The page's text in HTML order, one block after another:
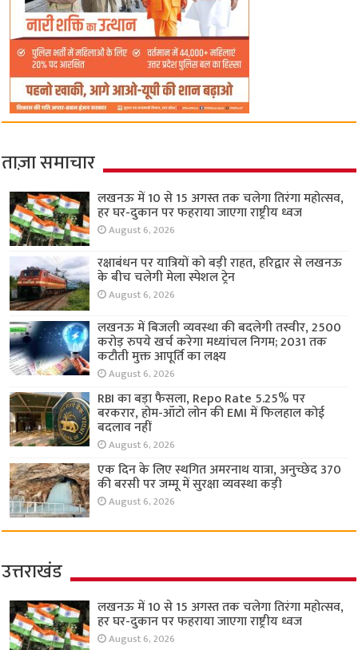
ताज़ा समाचार
लखनऊ में 10 से 15 अगस्त तक चलेगा तिरंगा महोत्सव,
हर घर-दुकान पर फहराया जाएगा राष्ट्रीय ध्वज
August 6, 2026
रक्षाबंधन पर यात्रियों को बड़ी राहत, हरिद्वार से लखनऊ
के बीच चलेगी मेला स्पेशल ट्रेन
August 6, 2026
लखनऊ में बिजली व्यवस्था की बदलेगी तस्वीर, 2500
करोड़ रुपये खर्च करेगा मध्यांचल निगम; 2031 तक
कटौती मुक्त आपूर्ति का लक्ष्य
August 6, 2026
RBI का बड़ा फैसला, Repo Rate 5.25% पर
बरकरार, होम-ऑटो लोन की EMI में फिलहाल कोई
बदलाव नहीं
August 6, 2026
एक दिन के लिए स्थगित अमरनाथ यात्रा, अनुच्छेद 370
की बरसी पर जम्मू में सुरक्षा व्यवस्था कड़ी
August 6, 2026
उत्तराखंड
लखनऊ में 10 से 15 अगस्त तक चलेगा तिरंगा महोत्सव,
हर घर-दुकान पर फहराया जाएगा राष्ट्रीय ध्वज
August 6, 2026